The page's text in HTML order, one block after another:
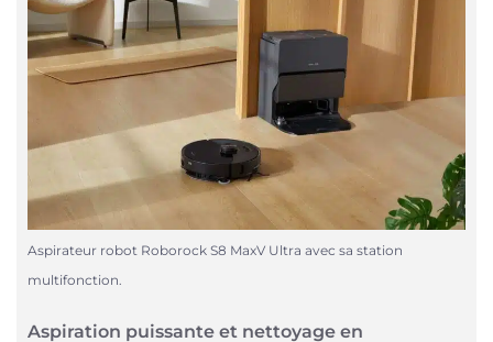
Aspirateur robot Roborock S8 MaxV Ultra avec sa station
multifonction.
Aspiration puissante et nettoyage en